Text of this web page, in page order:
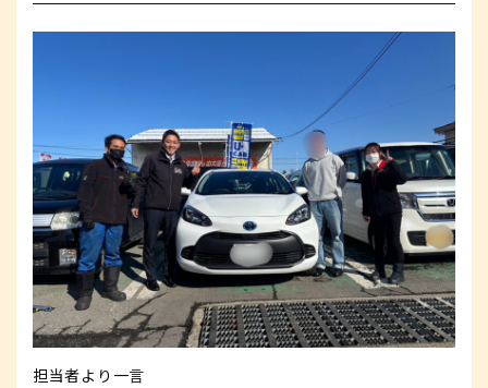
担当者より一言